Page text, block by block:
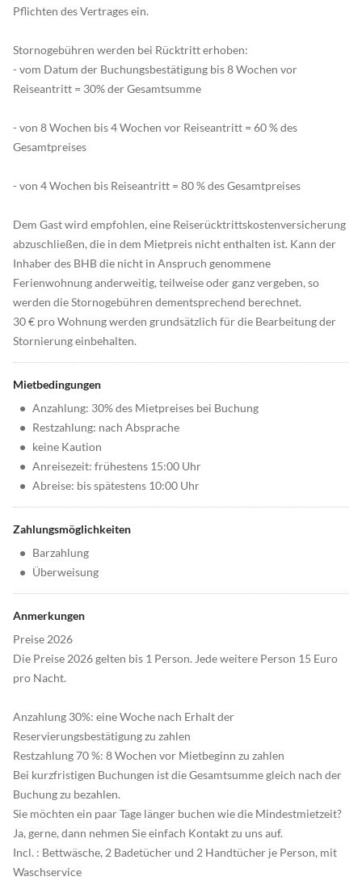
Pflichten des Vertrages ein.
Stornogebühren werden bei Rücktritt erhoben:
- vom Datum der Buchungsbestätigung bis 8 Wochen vor
Reiseantritt = 30% der Gesamtsumme
- von 8 Wochen bis 4 Wochen vor Reiseantritt = 60 % des
Gesamtpreises
- von 4 Wochen bis Reiseantritt = 80 % des Gesamtpreises
Dem Gast wird empfohlen, eine Reiserücktrittskostenversicherung
abzuschließen, die in dem Mietpreis nicht enthalten ist. Kann der
Inhaber des BHB die nicht in Anspruch genommene
Ferienwohnung anderweitig, teilweise oder ganz vergeben, so
werden die Stornogebühren dementsprechend berechnet.
30 € pro Wohnung werden grundsätzlich für die Bearbeitung der
Stornierung einbehalten.
Mietbedingungen
• Anzahlung: 30% des Mietpreises bei Buchung
• Restzahlung: nach Absprache
• keine Kaution
• Anreisezeit: frühestens 15:00 Uhr
• Abreise: bis spätestens 10:00 Uhr
Zahlungsmöglichkeiten
• Barzahlung
• Überweisung
Anmerkungen
Preise 2026
Die Preise 2026 gelten bis 1 Person. Jede weitere Person 15 Euro
pro Nacht.
Anzahlung 30%: eine Woche nach Erhalt der
Reservierungsbestätigung zu zahlen
Restzahlung 70 %: 8 Wochen vor Mietbeginn zu zahlen
Bei kurzfristigen Buchungen ist die Gesamtsumme gleich nach der
Buchung zu bezahlen.
Sie möchten ein paar Tage länger buchen wie die Mindestmietzeit?
Ja, gerne, dann nehmen Sie einfach Kontakt zu uns auf.
Incl. : Bettwäsche, 2 Badetücher und 2 Handtücher je Person, mit
Waschservice